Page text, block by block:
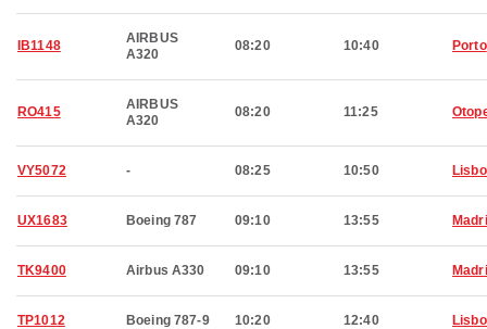
IB1148
AIRBUS
A320
08:20 10:40 Porto
RO415
AIRBUS
A320
08:20 11:25
VY5072 - 08:25 10:50
UX1683 Boeing 787 09:10 13:55
TK9400 Airbus A330 09:10 13:55
TP1012 Boeing 787-9 10:20 12:40